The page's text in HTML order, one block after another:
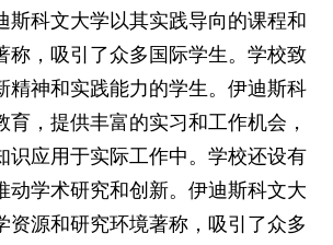
斯科文大学以其实践导向的课程和
称，吸引了众多国际学生。学校致
精神和实践能力的学生。伊迪斯科
育，提供丰富的实习和工作机会，
识应用于实际工作中。学校还设有
动学术研究和创新。伊迪斯科文大
资源和研究环境著称，吸引了众多